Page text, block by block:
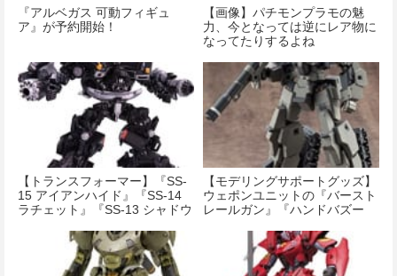
『アルベガス 可動フィギュ
ア』が予約開始！
【画像】パチモンプラモの魅
力、今となっては逆にレア物に
なってたりするよね
【トランスフォーマー】『SS-
15 アイアンハイド』『SS-14
ラチェット』『SS-13 シャドウ
【モデリングサポートグッズ】
ウェポンユニットの『バースト
レールガン』『ハンドバズー